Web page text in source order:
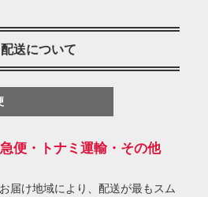
送について
便・トナミ運輸・その他
届け地域により、配送が最もスム